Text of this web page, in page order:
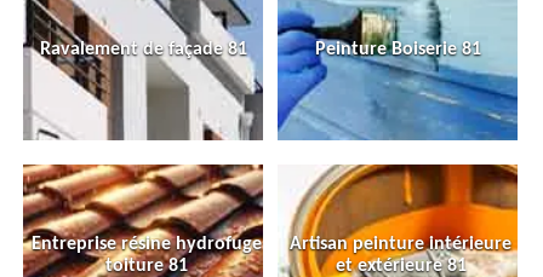
Ravalement de façade 81 Peinture Boiserie 81
Entreprise résine hydrofuge
toiture 81
Artisan peinture intérieure
et extérieure 81